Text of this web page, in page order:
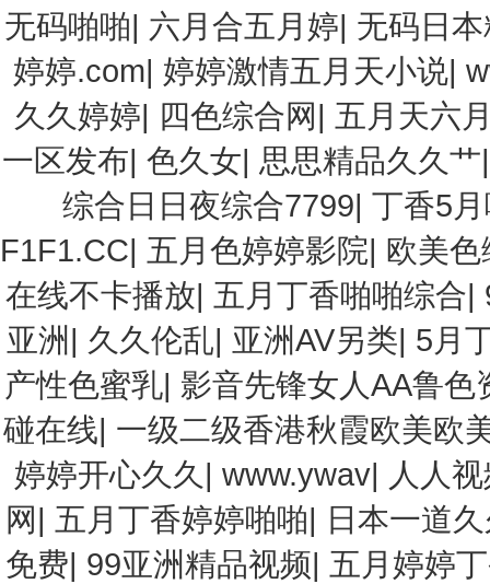
无码啪啪| 六月合五月婷| 无码日
婷婷.com| 婷婷激情五月天小说|
久久婷婷| 四色综合网| 五月天六
一区发布| 色久女| 思思精品久久艹
综合日日夜综合7799| 丁香5
F1F1.CC| 五月色婷婷影院| 欧美
在线不卡播放| 五月丁香啪啪综合|
亚洲 | 久久伦乱| 亚洲AV另类| 5月
产性色蜜乳| 影音先锋女人AA鲁色
碰在线| 一级二级香港秋霞欧美欧
婷婷开心久久 | www.ywav| 人人
网| 五月丁香婷婷啪啪| 日本一道
免费| 99亚洲精品视频| 五月婷婷